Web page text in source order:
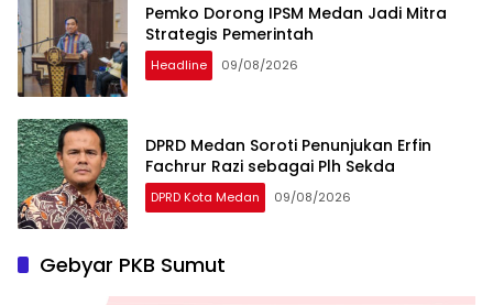
Pemko Dorong IPSM Medan Jadi Mitra
Strategis Pemerintah
Headline 09/08/2026
DPRD Medan Soroti Penunjukan Erfin
Fachrur Razi sebagai Plh Sekda
DPRD Kota Medan 09/08/2026
Gebyar PKB Sumut